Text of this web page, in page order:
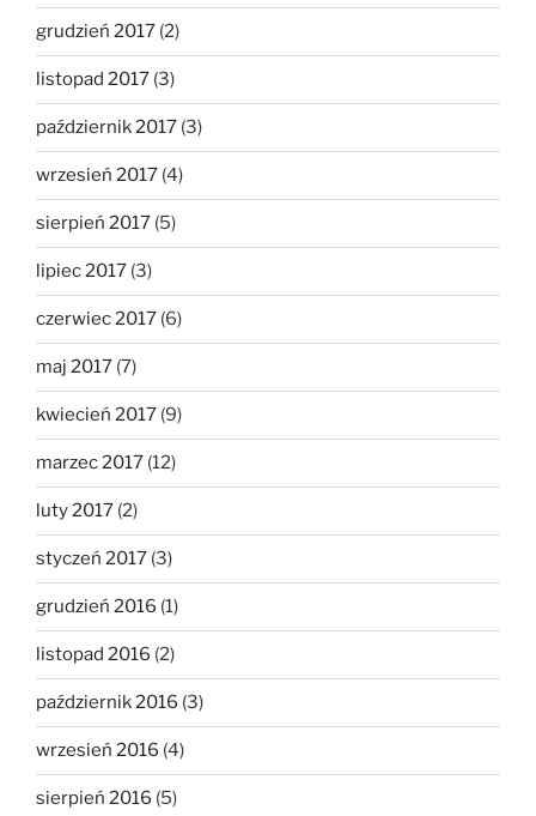
grudzień 2017 (2)
listopad 2017 (3)
październik 2017 (3)
wrzesień 2017 (4)
sierpień 2017 (5)
lipiec 2017 (3)
czerwiec 2017 (6)
maj 2017 (7)
kwiecień 2017 (9)
marzec 2017 (12)
luty 2017 (2)
styczeń 2017 (3)
grudzień 2016 (1)
listopad 2016 (2)
październik 2016 (3)
wrzesień 2016 (4)
sierpień 2016 (5)